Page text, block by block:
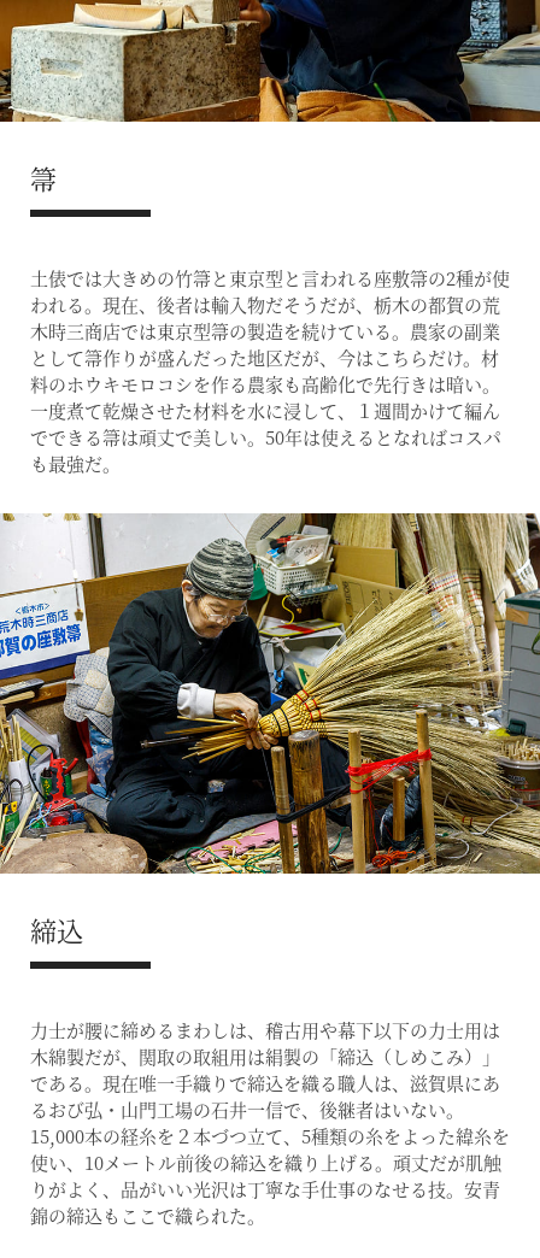
箒
土俵では大きめの竹箒と東京型と言われる座敷箒の2種が使
われる。現在、後者は輸入物だそうだが、栃木の都賀の荒
木時三商店では東京型箒の製造を続けている。農家の副業
として箒作りが盛んだった地区だが、今はこちらだけ。材
料のホウキモロコシを作る農家も高齢化で先行きは暗い。
一度煮て乾燥させた材料を水に浸して、１週間かけて編ん
でできる箒は頑丈で美しい。50年は使えるとなればコスパ
も最強だ。
締込
力士が腰に締めるまわしは、稽古用や幕下以下の力士用は
木綿製だが、関取の取組用は絹製の「締込（しめこみ）」
である。現在唯一手織りで締込を織る職人は、滋賀県にあ
るおび弘・山門工場の石井一信で、後継者はいない。
15,000本の経糸を２本づつ立て、5種類の糸をよった緯糸を
使い、10メートル前後の締込を織り上げる。頑丈だが肌触
りがよく、品がいい光沢は丁寧な手仕事のなせる技。安青
錦の締込もここで織られた。